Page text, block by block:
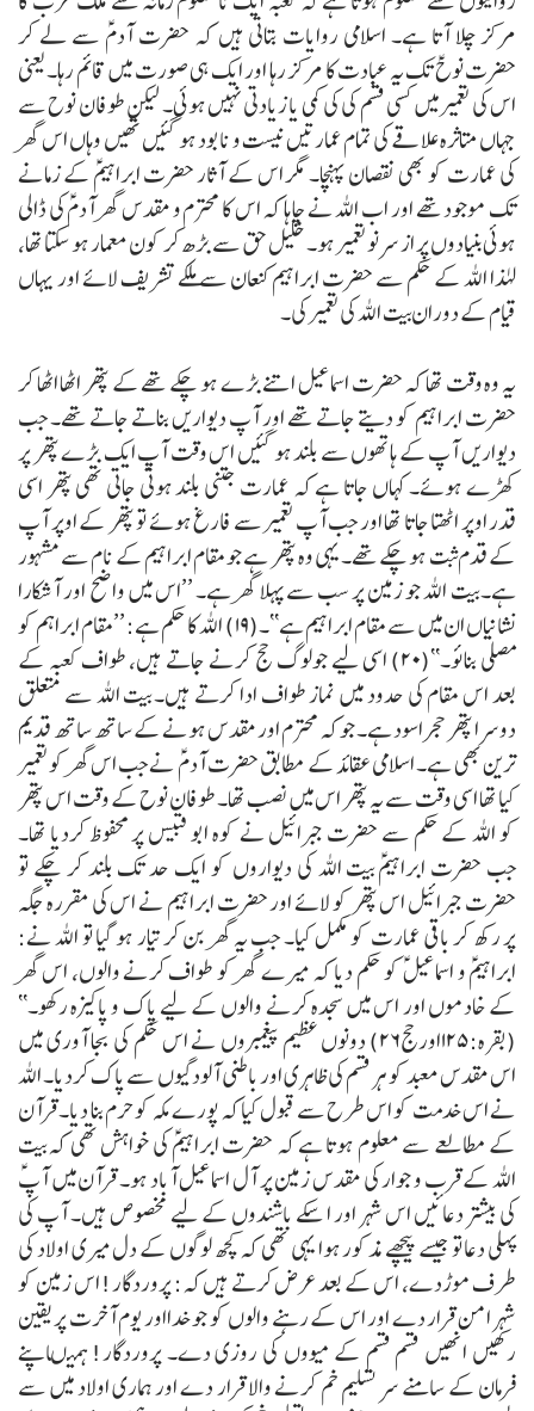
مرکز چلا آتا ہے۔اسلامی روایات بتاتی ہیں کہ حضرت آدمؑ سے لے کر
حضرت نوحؑ تک یہ عبادت کا مرکز رہا اور ایک ہی صورت میں قائم رہا۔ یعنی
اس کی تعمیر میں کسی قسم کی کی کمی یا زیادتی نہیں ہوئی۔ لیکن طوفان نوح سے
جہاں متاثرہ علاقے کی تمام عمارتیں نیست و نابود ہو گئیں تھیں وہاں اس گھر
کی عمارت کو بھی نقصان پہنچا۔ مگر اس کے آثار حضرت ابراہیمؑ کے زمانے
تک موجود تھے اور اب اللہ نے چاہا کہ اس کا محترم و مقدس گھر آدمؑ کی ڈالی
ہوئی بنیادوں پر از سرنو تعمیر ہو۔ خلیل حق سے بڑھ کر کون معمار ہو سکتا تھا،
لہٰذا اللہ کے حکم سے حضرت ابراہیم کنعان سے ملکے تشریف لائے اور یہاں
قیام کے دوران بیت اللہ کی تعمیر کی۔
یہ وہ وقت تھا کہ حضرت اسماعیل اتنے بڑے ہو چکے تھے کے پتھر اٹھا اٹھا کر
حضرت ابراہیم کو دیتے جاتے تھے اور آپ دیواریں بناتے جاتے تھے۔ جب
دیواریں آپ کے ہاتھوں سے بلند ہو گئیں اس وقت آپ ایک بڑے پتھر پر
کھڑے ہوئے۔ کہاں جاتا ہے کہ عمارت جتنی بلند ہوتی جاتی تھی پتھر اسی
قدر اوپر اٹھتا جاتا تھا اور جب آپ تعمیر سے فارغ ہوئے تو پتھر کے اوپر آپ
کے قدم ثبت ہو چکے تھے۔ یہی وہ پتھر ہے جو مقام ابراہیم کے نام سے مشہور
ہے۔ بیت اللہ جو زمین پر سب سے پہلا گھر ہے۔’’اس میں واضح اور آشکارا
نشانیاں ان میں سے مقام ابراہیم ہے‘‘۔(۱۹)
اللہ کا حکم ہے:’’مقام ابراہم کو
مصلی بنائو۔‘‘(۲۰)
اسی لیے جولوگ حج کرنے جاتے ہیں، طواف کعبہ کے
بعد اس مقام کی حدود میں نماز طواف ادا کرتے ہیں۔بیت اللہ سے متعلق
دوسرا پتھر حجر اسود ہے۔ جو کہ محترم اور مقدس ہونے کے ساتھ ساتھ قدیم
ترین بھی ہے۔ اسلامی عقائد کے مطابق حضرت آدمؑ نے جب اس گھر کو تعمیر
کیا تھا اسی وقت سے یہ پتھر اس میں نصب تھا۔ طوفان نوح کے وقت اس پتھر
کو اللہ کے حکم سے حضرت جبرائیل نے کوہ ابو قبیس پر محفوظ کردیا تھا۔
جب حضرت ابراہیمؑ بیت اللہ کی دیواروں کو ایک حد تک بلند کر چکے تو
حضرت جبرائیل اس پتھر کو لائے اور حضرت ابراہیم نے اس کی مقررہ جگہ
پر رکھ کر باقی عمارت کو مکمل کیا۔ جب یہ گھر بن کر تیار ہو گیا تو اللہ نے:
ابراہیمؑ و اسماعیل ؑکو حکم دیا کہ میرے گھر کو طواف کرنے والوں، اس گھر
کے خادموں اور اس میں سجدہ کرنے والوں کے لیے پاک و پاکیزہ رکھو۔‘‘
(بقرہ:۱۲۵اورحج۲۶)
دونوں عظیم پیغمبروں نے اس حکم کی بجا آوری میں
اس مقدس معبد کو ہر قسم کی ظاہری اور باطنی آلودگیوں سے پاک کردیا۔ اللہ
نے اس خدمت کو اس طرح سے قبول کیا کہ پورے مکہ کو حرم بنا دیا۔قرآن
کے مطالعے سے معلوم ہوتا ہے کہ حضرت ابراہیمؑ کی خواہش تھی کہ بیت
اللہ کے قرب و جوار کی مقدس زمین پر آل اسماعیل آباد ہو۔ قرآن میں آپؑ
کی بیشتر دعائیں اس شہر اور ا سکے باشندوں کے لیے مخصوص ہیں۔ آپ کی
پہلی دعا تو جیسے پیچھے مذکور ہوا یہی تھی کہ کچھ لوگوں کے دل میری اولاد کی
طرف موڑدے، اس کے بعد عرض کرتے ہیں کہ:پروردگار! اس زمین کو
شہر امن قرار دے اور اس کے رہنے والوں کو جو خدااور یوم آخرت پر یقین
رکھیں انھیں قسم قسم کے میووں کی روزی دے۔پروردگار! ہمیںاپنے
فرمان کے سامنے سر تسلیم خم کرنے والا قرار دے اور ہماری اولاد میں سے